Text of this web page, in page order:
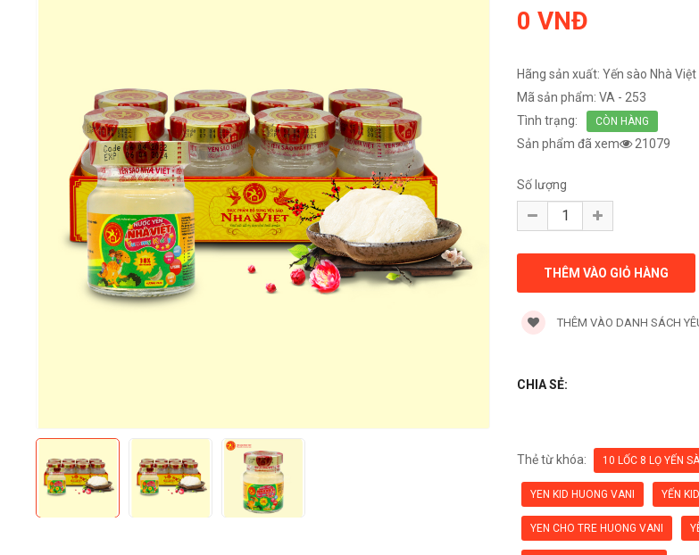
0 VNĐ
Hãng sản xuất:Yến sào Nhà Việt
Mã sản phẩm:VA - 253
Tình trạng:
CÒN HÀNG
Sản phẩm đã xem 21079
Số lượng
THÊM VÀO DANH SÁCH
CHIA SẺ:
Thẻ từ khóa: 10 LỐC 8 LỌ YẾN
YEN KID HUONG VANI YẾN KID
YEN CHO TRE HUONG VANI